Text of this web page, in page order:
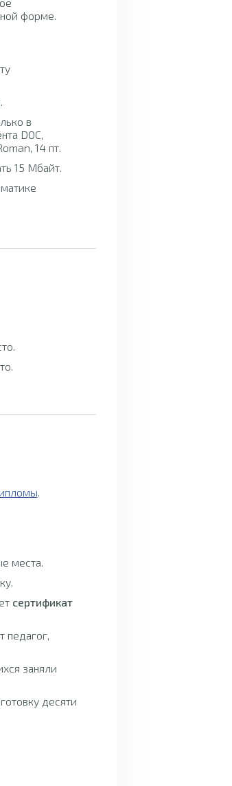
форме.
в
DOC,
14 пт.
15 Мбайт.
.
места.
сертификат
педагог,
заняли
десяти